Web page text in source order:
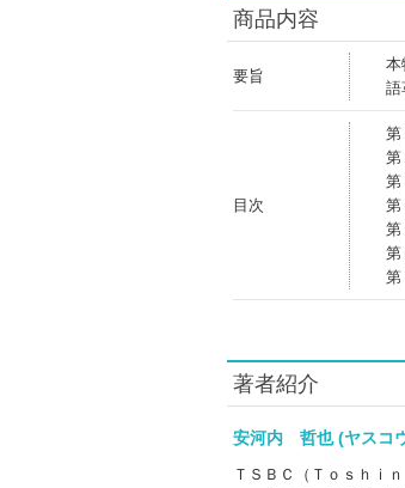
商品内容
要旨
本
語
目次
第
第
第
第
第
著者紹介
安河内 哲也 (ヤス
ＴＳＢＣ（Ｔｏｓｈ